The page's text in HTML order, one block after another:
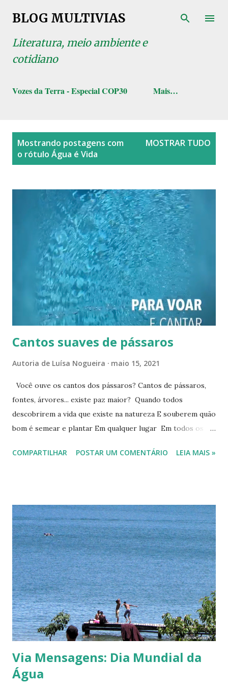
Pular para o conteúdo principal
BLOG MULTIVIAS
Literatura, meio ambiente e
cotidiano
Vozes da Terra - Especial COP30 Mais…
Mostrando postagens com
o rótulo Água é Vida
MOSTRAR TUDO
Cantos suaves de pássaros
Autoria de Luísa Nogueira maio 15, 2021
Você ouve os cantos dos pássaros? Cantos de pássaros,
fontes, árvores... existe paz maior? Quando todos
descobrirem a vida que existe na natureza E souberem quão
bom é semear e plantar Em qualquer lugar Em todos os
janelas, nas escadas A natureza será recuperada Ouço o
@luisanogueiraautora Para acessar minha página no
Instagram, aponte a câmera de seu celular para a tag de
nom e abaixo: Facebook: Luísa Nogueira Pinterest: Luísa
Nogueira #naturezaemfotosluisan ----------- Este blog
foi criado com vias direcionadas ao meio ambiente
(natureza, sustentabilidade, vida) e desde sua criação
citamos e falamos sobre livros. Confira e navegue entre os
posts das principais vias: Via Verde Via Natureza V...
COMPARTILHAR POSTAR UM COMENTÁRIO LEIA MAIS »
Via Mensagens: Dia Mundial da
Água